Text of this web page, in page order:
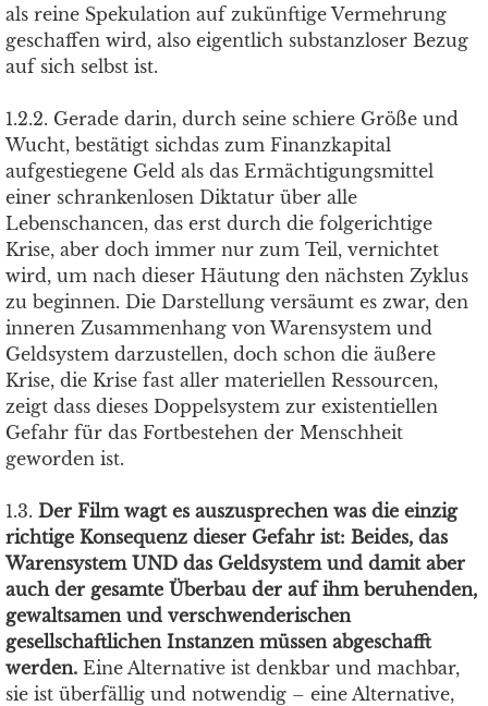
als reine Spekulation auf zukünftige Vermehrung
geschaffen wird, also eigentlich substanzloser Bezug
auf sich selbst ist.
1.2.2. Gerade darin, durch seine schiere Größe und
Wucht, bestätigt sichdas zum Finanzkapital
aufgestiegene Geld als das Ermächtigungsmittel
einer schrankenlosen Diktatur über alle
Lebenschancen, das erst durch die folgerichtige
Krise, aber doch immer nur zum Teil, vernichtet
wird, um nach dieser Häutung den nächsten Zyklus
zu beginnen. Die Darstellung versäumt es zwar, den
inneren Zusammenhang von Warensystem und
Geldsystem darzustellen, doch schon die äußere
Krise, die Krise fast aller materiellen Ressourcen,
zeigt dass dieses Doppelsystem zur existentiellen
Gefahr für das Fortbestehen der Menschheit
geworden ist.
1.3. Der Film wagt es auszusprechen was die einzig
richtige Konsequenz dieser Gefahr ist: Beides, das
Warensystem UND das Geldsystem und damit aber
auch der gesamte Überbau der auf ihm beruhenden,
gewaltsamen und verschwenderischen
gesellschaftlichen Instanzen müssen abgeschafft
werden. Eine Alternative ist denkbar und machbar,
sie ist überfällig und notwendig – eine Alternative,